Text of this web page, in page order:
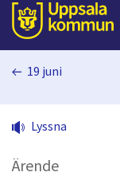
Till sidans
huvudinnehåll
19 juni
Lyssna
Ärende